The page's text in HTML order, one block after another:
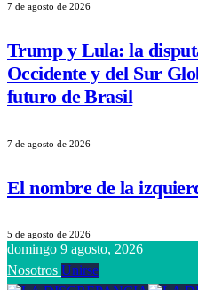
7 de agosto de 2026
Trump y Lula: la
Occidente y del Sur
futuro de Brasil
7 de agosto de 2026
El nombre de la
5 de agosto de 2026
domingo 9 agosto, 2026
Nosotros Unirse